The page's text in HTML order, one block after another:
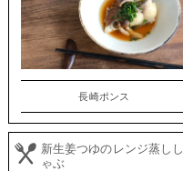
長崎ポンス
新生姜つゆのレンジ蒸しし
ゃぶ